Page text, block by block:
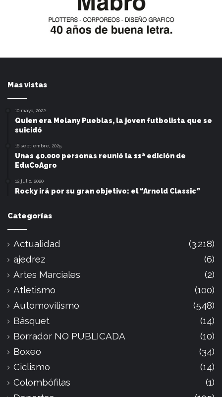
Mas vistas
10 mayo, 2022
Quien era Melany Pueblas, la joven futbolista que se
suicidó
16 septiembre, 2025
Unas 40.000 personas reunió la 11ª edición de
EduCoAgro
12 julio, 2020
Rocky irá por su gran objetivo: el “Arnold Classic”
Categorías
Actualidad
(3.218)
ajedrez
(6)
Artes Marciales
(2)
Atletismo
(100)
Automovilismo
(548)
Básquet
(14)
Borrador NO PUBLICADA
(10)
Boxeo
(34)
Ciclismo
(14)
Colombófilas
(1)